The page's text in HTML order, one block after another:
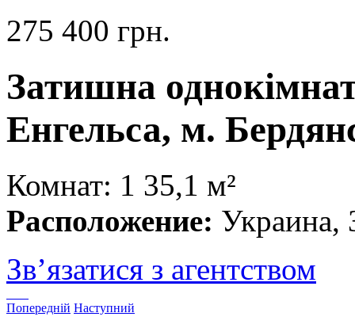
275 400 грн.
Затишна
Енгельса, м.
Комнат: 1 35,1 м²
Расположение: Украина,
Зв’язатися з агентством
Попередній Наступний